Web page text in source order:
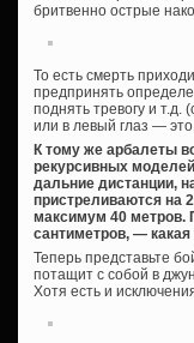
бритвенно острые
То есть смерть
предпринять
поднять тревогу и т.д.
или в левый глаз —
К тому же арбалеты
рекурсивных
дальние дистанции,
пристреливаются на
максимум 40 метров.
сантиметров, —
Теперь представьте
потащит с собой в
Хотя есть и